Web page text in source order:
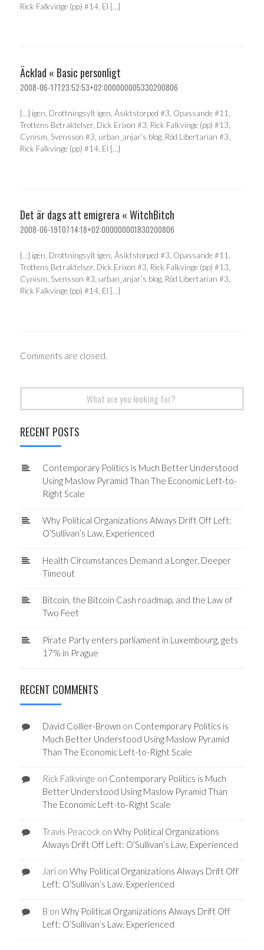
Rick Falkvinge (pp) #14, El […]
Äcklad « Basic personligt
2008-06-17T23:52:53+02:000000005330200806
[…] igen, Drottningsylt igen, Åsiktstorped #3, Opassande #11,
Trottens Betraktelser, Dick Erixon #3, Rick Falkvinge (pp) #13,
Cynism, Svensson #3, urban_anjar’s blog, Röd Libertarian #3,
Rick Falkvinge (pp) #14, El […]
Det är dags att emigrera « WitchBitch
2008-06-19T07:14:18+02:000000001830200806
[…] igen, Drottningsylt igen, Åsiktstorped #3, Opassande #11,
Trottens Betraktelser, Dick Erixon #3, Rick Falkvinge (pp) #13,
Cynism, Svensson #3, urban_anjar’s blog, Röd Libertarian #3,
Rick Falkvinge (pp) #14, El […]
Comments are closed.
RECENT POSTS
Contemporary Politics is Much Better Understood
Using Maslow Pyramid Than The Economic Left-to-
Right Scale
Why Political Organizations Always Drift Off Left:
O’Sullivan’s Law, Experienced
Health Circumstances Demand a Longer, Deeper
Timeout
Bitcoin, the Bitcoin Cash roadmap, and the Law of
Two Feet
Pirate Party enters parliament in Luxembourg, gets
17% in Prague
RECENT COMMENTS
David Collier-Brown on Contemporary Politics is
Much Better Understood Using Maslow Pyramid
Than The Economic Left-to-Right Scale
Rick Falkvinge on Contemporary Politics is Much
Better Understood Using Maslow Pyramid Than
The Economic Left-to-Right Scale
Travis Peacockon Why Political Organizations
Always Drift Off Left: O’Sullivan’s Law, Experienced
Jarion Why Political Organizations Always Drift Off
Left: O’Sullivan’s Law, Experienced
B on Why Political Organizations Always Drift Off
Left: O’Sullivan’s Law, Experienced